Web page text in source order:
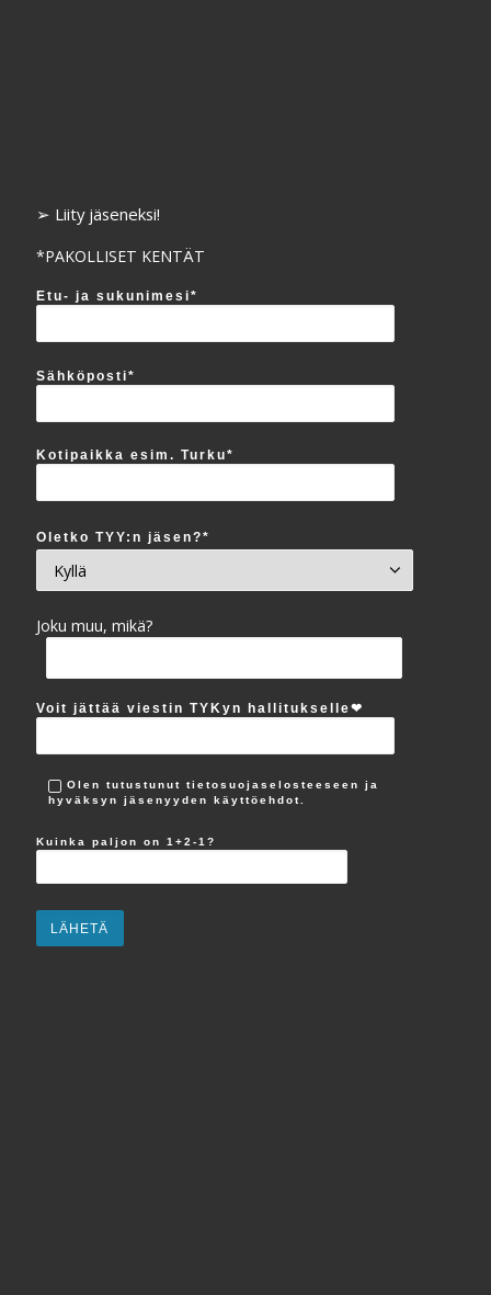
➢ Liity jäseneksi!
*PAKOLLISET KENTÄT
Etu- ja sukunimesi*
Sähköposti*
Kotipaikka esim. Turku*
Oletko TYY:n jäsen?*
Joku muu, mikä?
Voit jättää viestin TYKyn hallitukselle‪❤︎
Olen tutustunut tietosuojaselosteeseen ja
hyväksyn jäsenyyden käyttöehdot.
Kuinka paljon on 1+2-1?